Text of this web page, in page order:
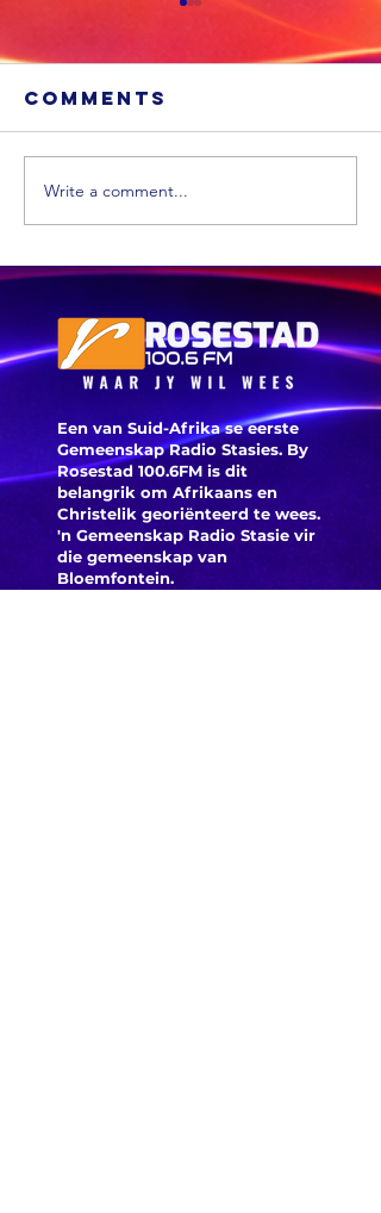
'n VS skool is
glo beroof
Comments
Write a comment...
Een van Suid-Afrika se eerste
Gemeenskap Radio Stasies. By
Rosestad 100.6FM is dit
belangrik om Afrikaans en
Christelik georiënteerd te wees.
'n Gemeenskap Radio Stasie vir
die gemeenskap van
Bloemfontein.